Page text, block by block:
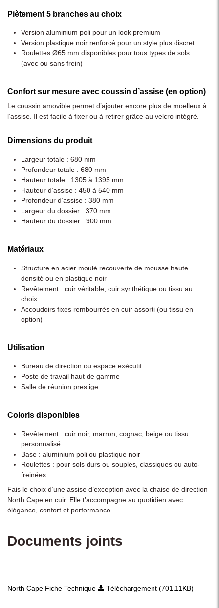
Piètement 5 branches au choix
Version aluminium poli pour un look premium
Version plastique noir renforcé pour un style plus discret
Roulettes Ø65 mm disponibles pour tous types de sols
(avec ou sans frein)
Confort sur mesure avec coussin d’assise (en option)
Le coussin amovible permet d’ajouter encore plus de moelleux à
l’assise. Il est facile à fixer ou à retirer grâce au velcro intégré.
Dimensions du produit
Largeur totale : 680 mm
Profondeur totale : 680 mm
Hauteur totale : 1305 à 1395 mm
Hauteur d’assise : 450 à 540 mm
Profondeur d’assise : 380 mm
Largeur du dossier : 370 mm
Hauteur du dossier : 900 mm
Matériaux
Structure en acier moulé recouverte de mousse haute
densité ou en plastique noir
Revêtement : cuir véritable, cuir synthétique ou tissu au
choix
Accoudoirs fixes rembourrés en cuir assorti (ou tissu en
option)
Utilisation
Bureau de direction ou espace exécutif
Poste de travail haut de gamme
Salle de réunion prestige
Coloris disponibles
Revêtement : cuir noir, marron, cognac, beige ou tissu
personnalisé
Base : aluminium poli ou plastique noir
Roulettes : pour sols durs ou souples, classiques ou auto-
freinées
Fais le choix d’une assise d’exception avec la chaise de direction
North Cape en cuir. Elle t’accompagne au quotidien avec
élégance, confort et performance.
Documents joints
North Cape Fiche Technique Téléchargement (701.11KB)